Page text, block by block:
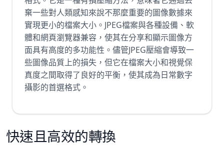
棄一些對人類感知來說不那麼重要的圖像數據來
實現更小的檔案大小。JPEG檔案與各種設備、軟
體和網頁瀏覽器兼容，使其在分享和顯示圖像方
面具有高度的多功能性。儘管JPEG壓縮會導致一
些圖像品質上的損失，但它在檔案大小和視覺保
真度之間取得了良好的平衡，使其成為日常數字
攝影的首選格式。
快速且高效的轉換